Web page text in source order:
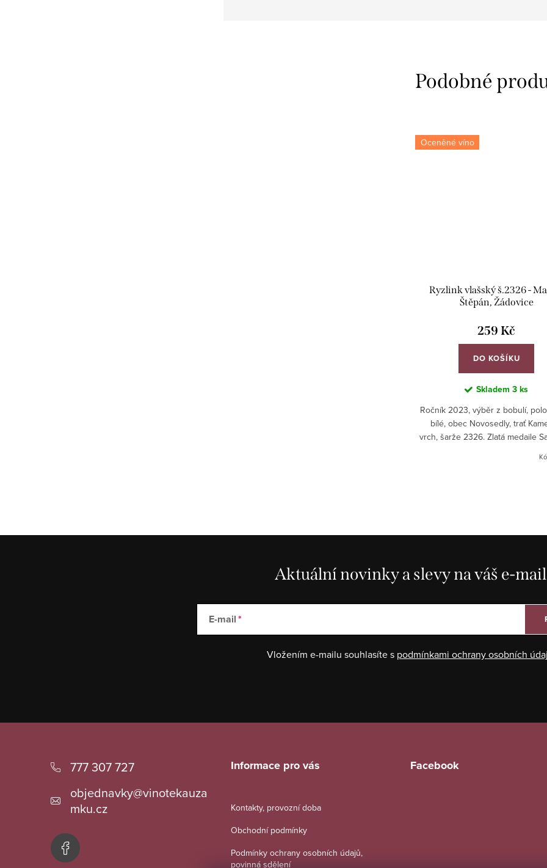
Oceněné víno
Ryzlink vlašský š.2326 -
Štěpán, Žádovice
259 Kč
DO KOŠÍKU
Skladem 3 ks
Ročník 2023, výběr z bobulí,
bílé, obec Novosedly, trať
vrch, šarže 2326. Zlatá medaile
Aktuální novinky a slevy na váš e-mail
E-mail
Vložením e-mailu souhlasíte s podmínkami ochrany osobních
777 307 727
objednavky@vinotekauza
mku.cz
Informace pro vás
Kontakty, provozní doba
Obchodní podmínky
Podmínky ochrany osobních údajů,
povinná sdělení
Facebook